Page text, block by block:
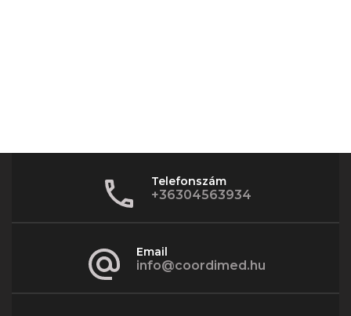
Telefonszám
+36304563934
Email
info@coordimed.hu